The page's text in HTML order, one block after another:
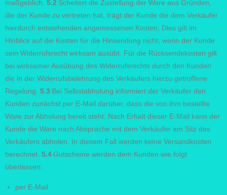
maßgeblich. 5.2 Scheitert die Zustellung der Ware aus Gründen,
die der Kunde zu vertreten hat, trägt der Kunde die dem Verkäufer
hierdurch entstehenden angemessenen Kosten. Dies gilt im
Hinblick auf die Kosten für die Hinsendung nicht, wenn der Kunde
sein Widerrufsrecht wirksam ausübt. Für die Rücksendekosten gilt
bei wirksamer Ausübung des Widerrufsrechts durch den Kunden
die in der Widerrufsbelehrung des Verkäufers hierzu getroffene
Regelung. 5.3 Bei Selbstabholung informiert der Verkäufer den
Kunden zunächst per E-Mail darüber, dass die von ihm bestellte
Ware zur Abholung bereit steht. Nach Erhalt dieser E-Mail kann der
Kunde die Ware nach Absprache mit dem Verkäufer am Sitz des
Verkäufers abholen. In diesem Fall werden keine Versandkosten
berechnet. 5.4Gutscheine werden dem Kunden wie folgt
überlassen:
per E-Mail